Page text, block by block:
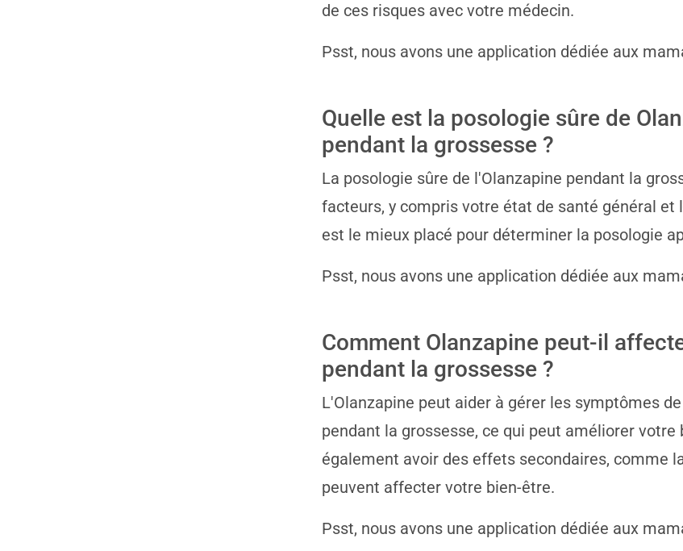
de ces risques avec votre médecin.
Psst, nous avons une application dédiée aux
Quelle est la posologie sûre de
pendant la grossesse ?
La posologie sûre de l'Olanzapine pendant la
facteurs, y compris votre état de santé général
est le mieux placé pour déterminer la posologie
Psst, nous avons une application dédiée aux
Comment Olanzapine peut-il
pendant la grossesse ?
L'Olanzapine peut aider à gérer les symptômes
pendant la grossesse, ce qui peut améliorer
également avoir des effets secondaires, comme
peuvent affecter votre bien-être.
Psst, nous avons une application dédiée aux